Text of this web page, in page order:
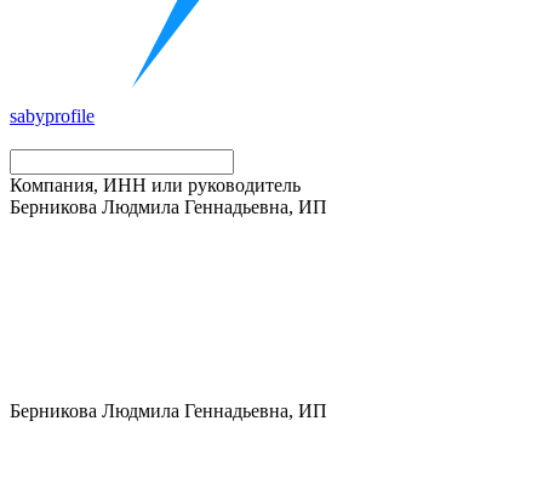
sabyprofile
Компания, ИНН или руководитель
Берникова Людмила Геннадьевна, ИП
Берникова Людмила Геннадьевна, ИП